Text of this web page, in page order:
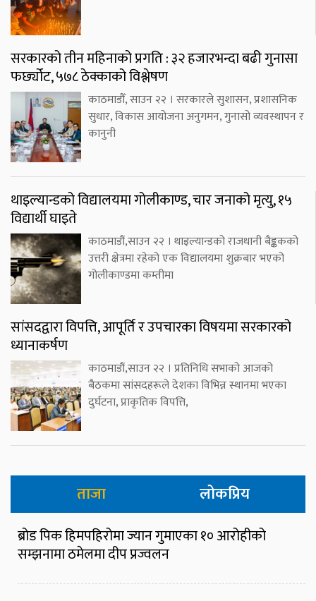
सरकारको तीन महिनाको प्रगति : ३२ हजारभन्दा बढी गुनासा
फर्छ्योट, ५७८ ठेक्काको विश्लेषण
काठमाडौँ, साउन २२ । सरकारले सुशासन, प्रशासनिक
सुधार, विकास आयोजना अनुगमन, गुनासो व्यवस्थापन र
कानुनी
थाइल्यान्डको विद्यालयमा गोलीकाण्ड, चार जनाको मृत्यु, १५
विद्यार्थी घाइते
काठमाडौं,साउन २२ । थाइल्यान्डको राजधानी बैङ्ककको
उत्तरी क्षेत्रमा रहेको एक विद्यालयमा शुक्रबार भएको
गोलीकाण्डमा कम्तीमा
सांसदद्वारा विपत्ति, आपूर्ति र उपचारका विषयमा सरकारको
ध्यानाकर्षण
काठमाडौं,साउन २२ । प्रतिनिधि सभाको आजको
बैठकमा सांसदहरूले देशका विभिन्न स्थानमा भएका
दुर्घटना, प्राकृतिक विपत्ति,
ताजा लोकप्रिय
ब्रोड पिक हिमपहिरोमा ज्यान गुमाएका १० आरोहीको
सम्झनामा ठमेलमा दीप प्रज्वलन